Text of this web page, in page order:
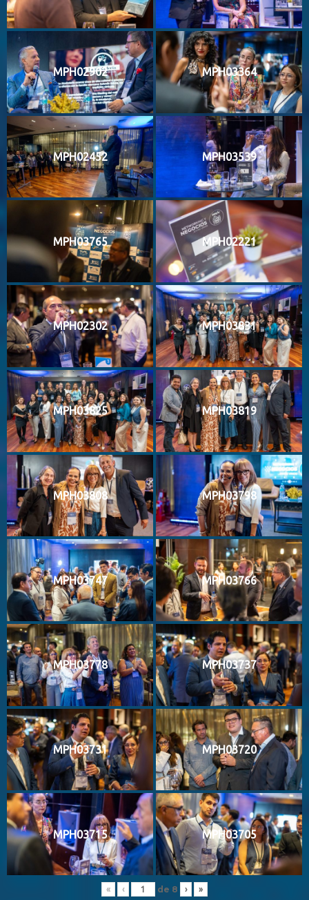
MPH02902 MPH03364
MPH02452 MPH03539
MPH03765 MPH02221
MPH02302 MPH03831
MPH03825 MPH03819
MPH03808 MPH03798
MPH03747 MPH03766
MPH03778 MPH03737
MPH03731 MPH03720
MPH03715 MPH03705
« ‹ de 8 › »